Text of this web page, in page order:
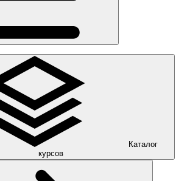
Каталог
курсов